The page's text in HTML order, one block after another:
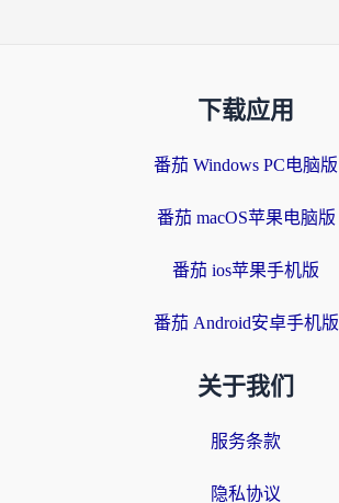
下载应用
番茄 Windows PC电脑版
番茄 macOS苹果电脑版
番茄 ios苹果手机版
番茄 Android安卓手机版
关于我们
服务条款
隐私协议